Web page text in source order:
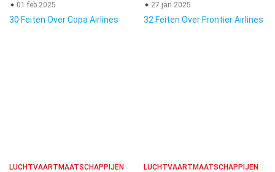
01 feb 2025
30 Feiten Over Copa Airlines
27 jan 2025
32 Feiten Over Frontier Airlines
LUCHTVAARTMAATSCHAPPIJEN
LUCHTVAARTMAATSCHAPPIJEN